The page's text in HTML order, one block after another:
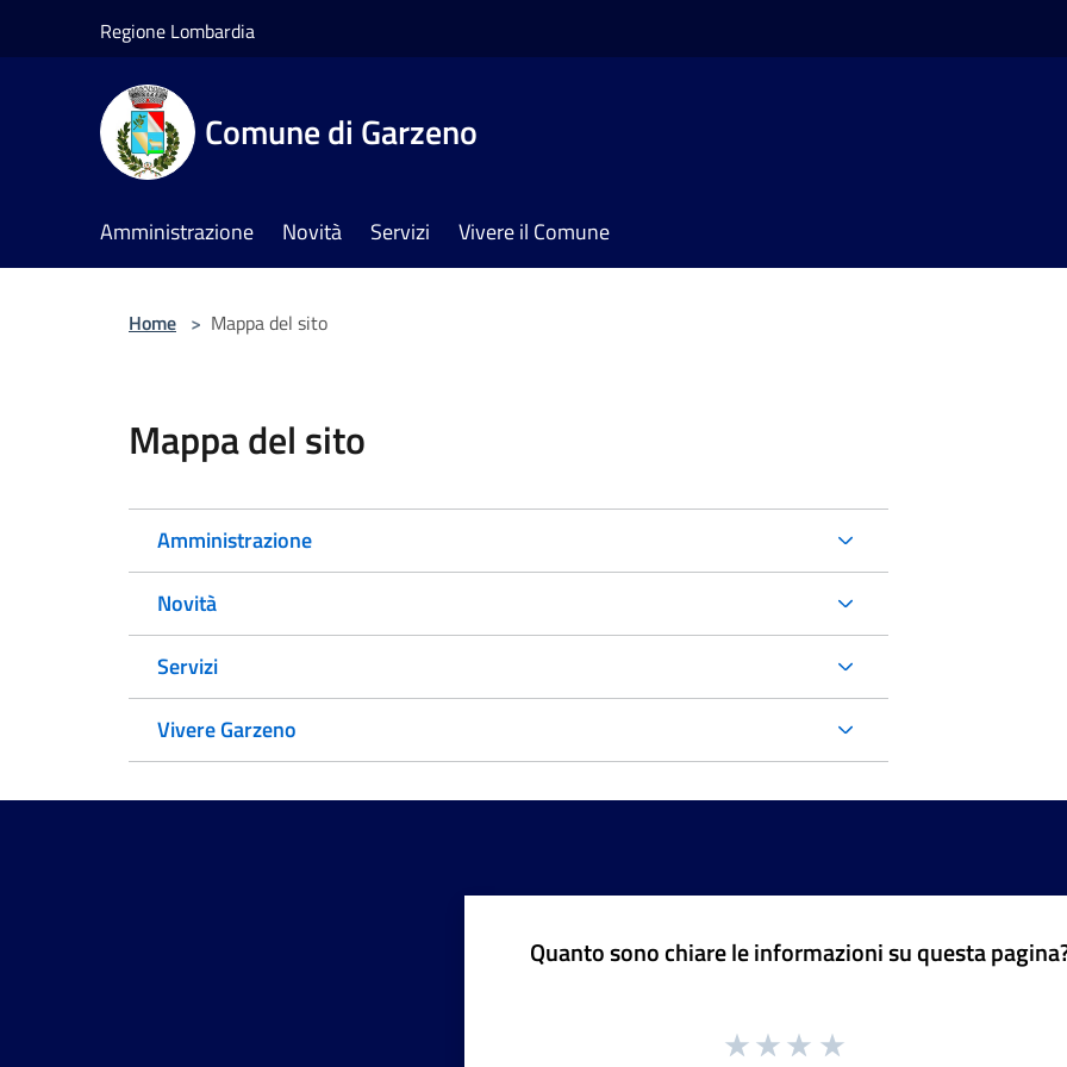
Regione Lombardia
Comune di Garzeno
Amministrazione Novità Servizi Vivere il Comune
Home > Mappa del sito
Mappa del sito
Amministrazione
Novità
Servizi
Vivere Garzeno
Quanto sono chiare le informazioni su questa